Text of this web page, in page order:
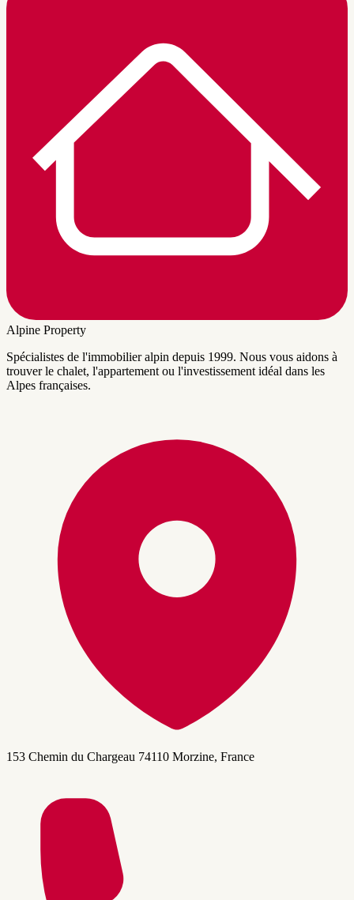
Alpine Property
Spécialistes de l'immobilier alpin depuis 1999. Nous vous aidons à
trouver le chalet, l'appartement ou l'investissement idéal dans les
Alpes françaises.
153 Chemin du Chargeau 74110 Morzine, France